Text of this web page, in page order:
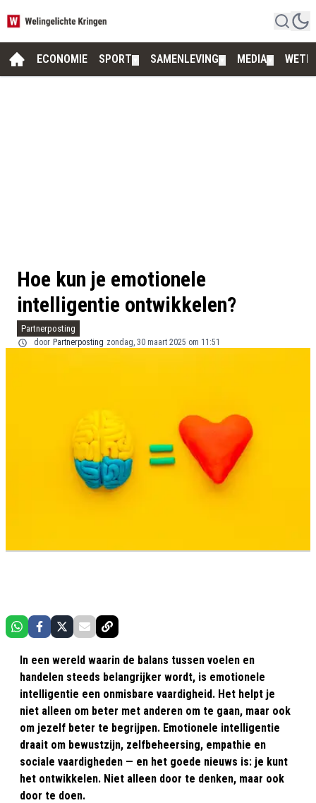
ECONOMIE SPORT SAMENLEVING MEDIA
Hoe kun je emotionele
intelligentie ontwikkelen?
Partnerposting
door Partnerposting zondag, 30 maart 2025 om 11:51
In een wereld waarin de balans tussen voelen en
handelen steeds belangrijker wordt, is emotionele
intelligentie een onmisbare vaardigheid. Het helpt je
niet alleen om beter met anderen om te gaan, maar ook
om jezelf beter te begrijpen. Emotionele intelligentie
draait om bewustzijn, zelfbeheersing, empathie en
sociale vaardigheden — en het goede nieuws is: je kunt
het ontwikkelen. Niet alleen door te denken, maar ook
door te doen.